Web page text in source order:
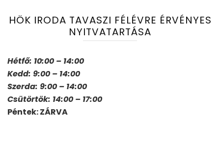
HÖK IRODA TAVASZI FÉLÉVRE ÉRVÉNYES
NYITVATARTÁSA
Hétfő: 10:00 – 14:00
Kedd: 9:00 – 14:00
Szerda: 9:00 – 14:00
Csütörtök: 14:00 – 17:00
Péntek: ZÁRVA